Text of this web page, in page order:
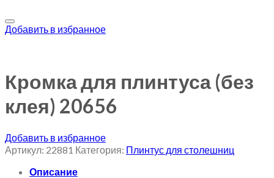
Добавить в избранное
Кромка для плинтуса (без
клея) 20656
Добавить в избранное
Артикул: 22881 Категория: Плинтус для столешниц
Описание